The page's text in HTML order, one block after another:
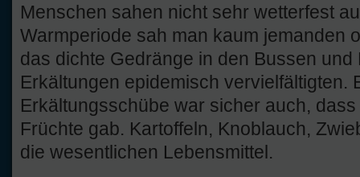
Menschen sahen nicht sehr wetterfest
Warmperiode sah man kaum jemanden
das dichte Gedränge in den Bussen
Erkältungen epidemisch vervielfältigten.
Erkältungsschübe war sicher auch,
Früchte gab. Kartoffeln, Knoblauch,
die wesentlichen Lebensmittel.